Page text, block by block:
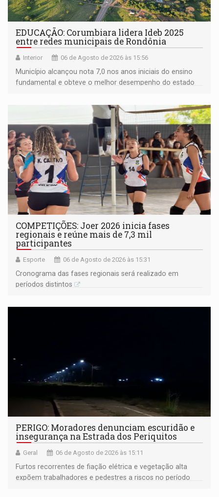
EDUCAÇÃO: Corumbiara lidera Ideb 2025
entre redes municipais de Rondônia
Interior 06 de Agosto de 2026 às 15:56
Município alcançou nota 7,0 nos anos iniciais do ensino
fundamental e obteve o melhor desempenho do estado
COMPETIÇÕES: Joer 2026 inicia fases
regionais e reúne mais de 7,3 mil
participantes
Esporte 06 de Agosto de 2026 às 15:31
Cronograma das fases regionais será realizado em
períodos distintos
PERIGO: Moradores denunciam escuridão e
insegurança na Estrada dos Periquitos
Geral 06 de Agosto de 2026 às 15:11
Furtos recorrentes de fiação elétrica e vegetação alta
expõem trabalhadores e pedestres a riscos no período